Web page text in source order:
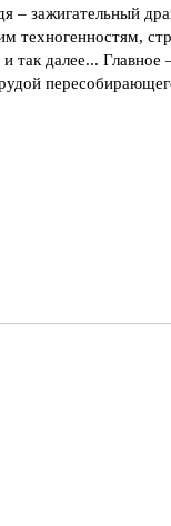
– зажигательный
техногенностям,
так далее... Главное